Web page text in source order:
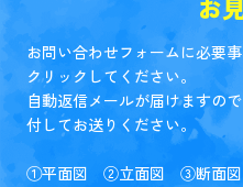
お問い合わせフォームに必要
クリックしてください。
自動返信メールが届けますの
付してお送りください。
①平面図 ②立面図 ③断面図